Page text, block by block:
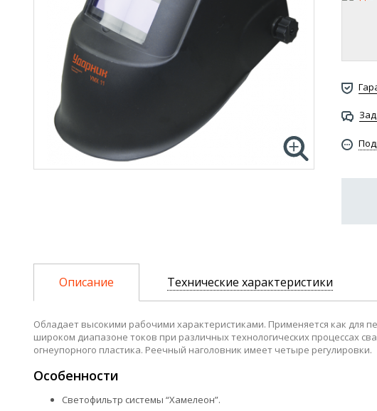
Описание Технические характеристики
Обладает высокими рабочими характеристиками. Применяется как для
широком диапазоне токов при различных технологических процессах
огнеупорного пластика. Реечный наголовник имеет четыре регулировки.
Особенности
Светофильтр системы “Хамелеон”.